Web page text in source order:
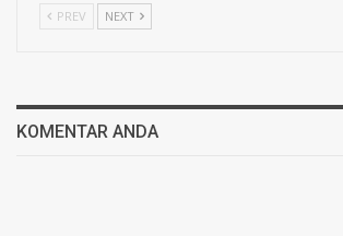
PREV NEXT
KOMENTAR ANDA